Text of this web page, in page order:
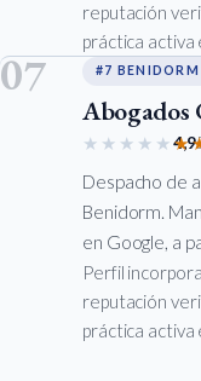
reputación
práctica activa
07 #7
★★★★★4,9
Despacho de
Benidorm.
en Google, a
Perfil
reputación
práctica activa